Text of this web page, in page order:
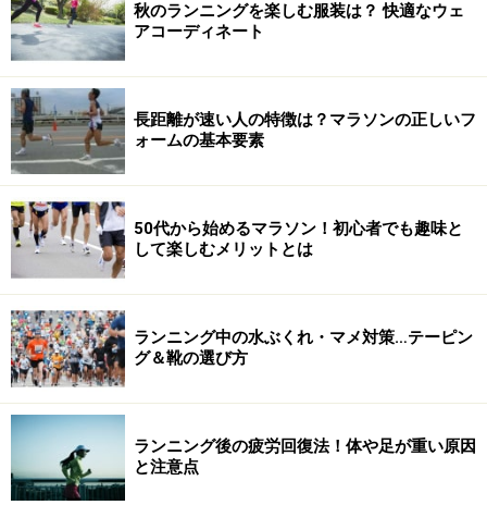
秋のランニングを楽しむ服装は？ 快適なウェ
アコーディネート
長距離が速い人の特徴は？マラソンの正しいフ
ォームの基本要素
50代から始めるマラソン！初心者でも趣味と
して楽しむメリットとは
ランニング中の水ぶくれ・マメ対策…テーピン
グ＆靴の選び方
ランニング後の疲労回復法！体や足が重い原因
と注意点